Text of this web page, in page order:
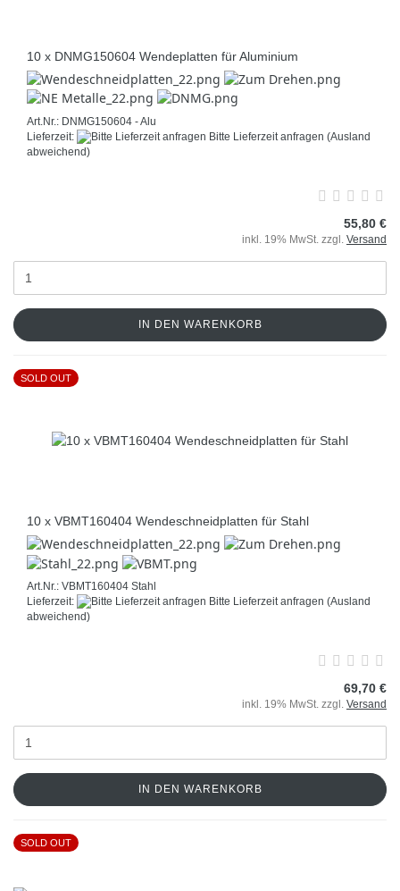
10 x DNMG150604 Wendeplatten für Aluminium
Art.Nr.: DNMG150604 - Alu
Lieferzeit:
Bitte Lieferzeit anfragen (Ausland
abweichend)
55,80 €
inkl. 19% MwSt. zzgl. Versand
IN DEN WARENKORB
SOLD OUT
10 x VBMT160404 Wendeschneidplatten für Stahl
Art.Nr.: VBMT160404 Stahl
Lieferzeit:
Bitte Lieferzeit anfragen (Ausland
abweichend)
69,70 €
inkl. 19% MwSt. zzgl. Versand
IN DEN WARENKORB
SOLD OUT